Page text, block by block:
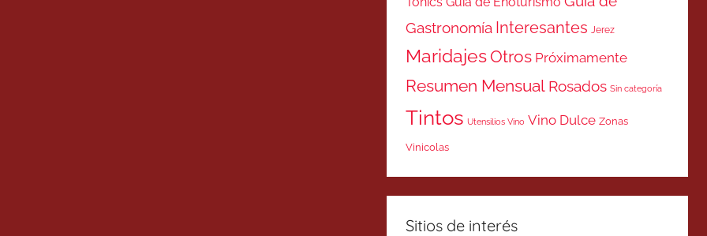
Gastronomía Interesantes Jerez
MaridajesOtros Próximamente
Resumen Mensual Rosados Sin categoría
Tintos Utensilios Vino Vino Dulce Zonas
Vinicolas
Sitios de interés